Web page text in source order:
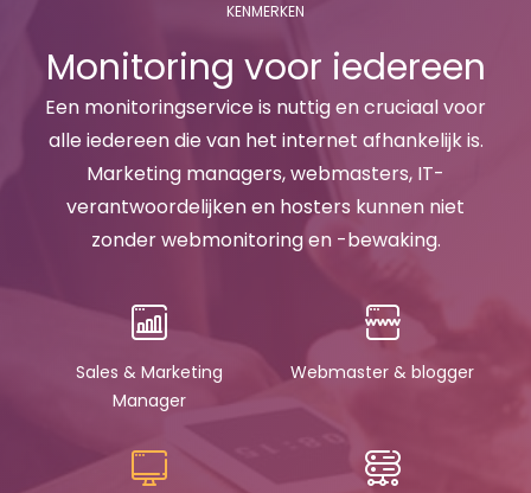
internetdiensten
Uptime
is
money
KENMERKEN
Monitoring voor iedereen
Een monitoringservice is nuttig en cruciaal voor
alle iedereen die van het internet afhankelijk is.
Marketing managers, webmasters, IT-
verantwoordelijken en hosters kunnen niet
zonder webmonitoring en -bewaking.
Sales & Marketing
Manager
Webmaster & blogger